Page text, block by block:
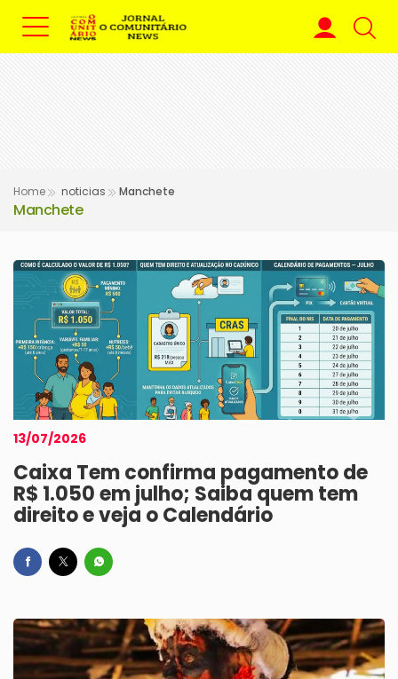
Home noticias Manchete
Manchete
13/07/2026
Caixa Tem confirma pagamento de
R$ 1.050 em julho; Saiba quem tem
direito e veja o Calendário